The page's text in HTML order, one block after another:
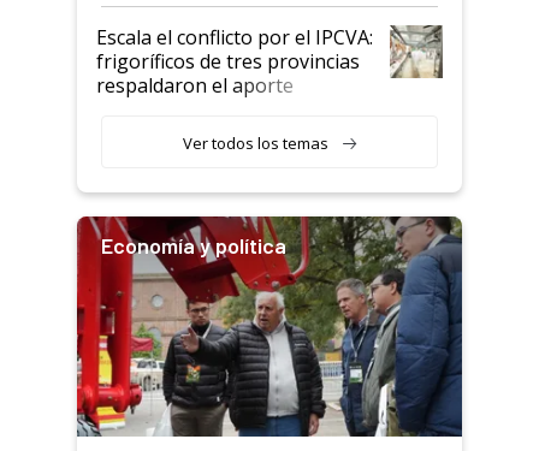
todavía hacen sufrir a estos
animales: "Mientras me
descalificaban, yo seguí
haciendo currículum"
Escala el conflicto por el IPCVA:
frigoríficos de tres provincias
respaldaron el aporte
Ver todos los temas
Economía y política